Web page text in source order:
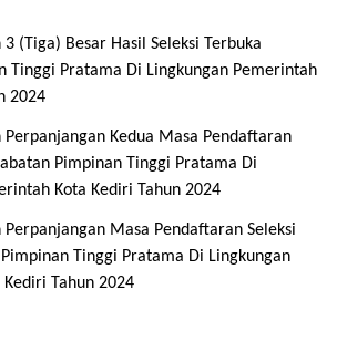
3 (Tiga) Besar Hasil Seleksi Terbuka
Tinggi Pratama Di Lingkungan Pemerintah
2024
Perpanjangan Kedua Masa Pendaftaran
Pimpinan Tinggi Pratama Di
Kota Kediri Tahun 2024
Perpanjangan Masa Pendaftaran Seleksi
Tinggi Pratama Di Lingkungan
Tahun 2024